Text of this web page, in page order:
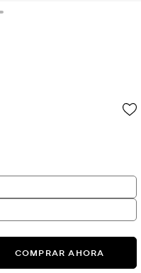
COMPRAR AHORA